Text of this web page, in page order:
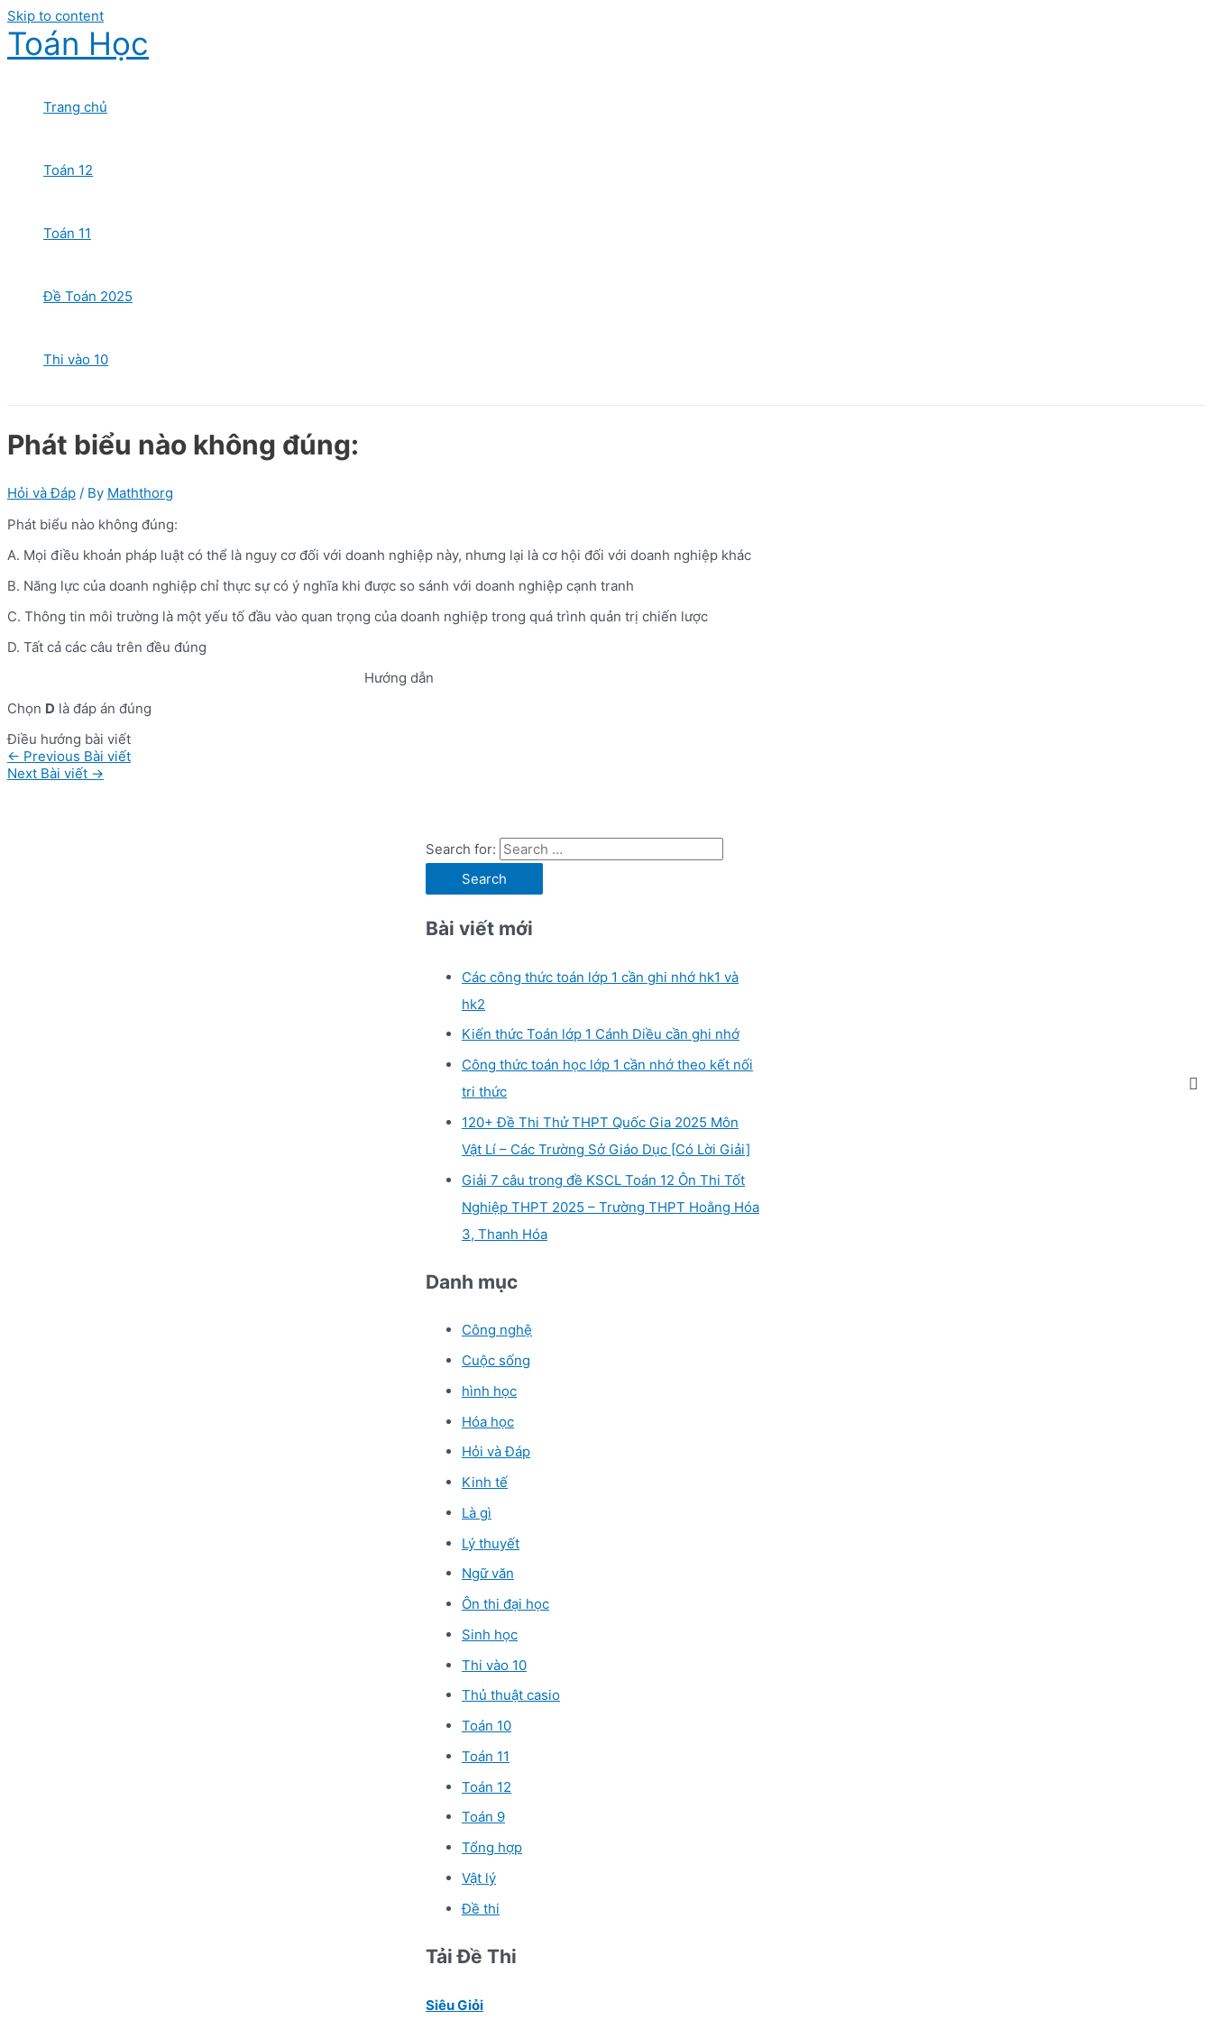
Skip to content
Toán Học
Trang chủ
Toán 12
Toán 11
Đề Toán 2025
Thi vào 10
Phát biểu nào không đúng:
Hỏi và Đáp / By Maththorg
Phát biểu nào không đúng:
A. Mọi điều khoản pháp luật có thể là nguy cơ đối với doanh nghiệp này, nhưng lại là cơ hội đối với doanh nghiệp khác
B. Năng lực của doanh nghiệp chỉ thực sự có ý nghĩa khi được so sánh với doanh nghiệp cạnh tranh
C. Thông tin môi trường là một yếu tố đầu vào quan trọng của doanh nghiệp trong quá trình quản trị chiến lược
D. Tất cả các câu trên đều đúng
Hướng dẫn
Chọn D là đáp án đúng
Điều hướng bài viết
← Previous Bài viết
Next Bài viết →
Search for:
Bài viết mới
Các công thức toán lớp 1 cần ghi nhớ hk1 và
hk2
Kiến thức Toán lớp 1 Cánh Diều cần ghi nhớ
Công thức toán học lớp 1 cần nhớ theo kết nối
tri thức
120+ Đề Thi Thử THPT Quốc Gia 2025 Môn
Vật Lí – Các Trường Sở Giáo Dục [Có Lời Giải]
Giải 7 câu trong đề KSCL Toán 12 Ôn Thi Tốt
Nghiệp THPT 2025 – Trường THPT Hoằng Hóa
3, Thanh Hóa
Danh mục
Công nghệ
Cuộc sống
hình học
Hóa học
Hỏi và Đáp
Kinh tế
Là gì
Lý thuyết
Ngữ văn
Ôn thi đại học
Sinh học
Thi vào 10
Thủ thuật casio
Toán 10
Toán 11
Toán 12
Toán 9
Tổng hợp
Vật lý
Đề thi
Tải Đề Thi
Siêu Giỏi